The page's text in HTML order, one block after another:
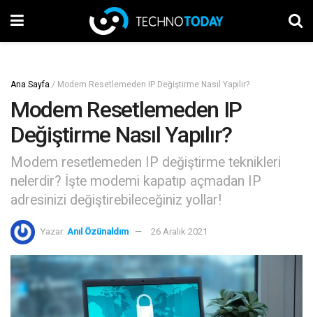
Ana Sayfa / Modem Resetlemeden IP Değiştirme Nasıl Yapılır?
Modem Resetlemeden IP
Değiştirme Nasıl Yapılır?
Modem resetlemeden IP değiştirme teknikleri
nelerdir? İşte modemi kapatıp açmadan IP
adresinizi değiştirebileceğiniz yollar!
Yazar: Anıl Özünaldım 26 Aralık 2021